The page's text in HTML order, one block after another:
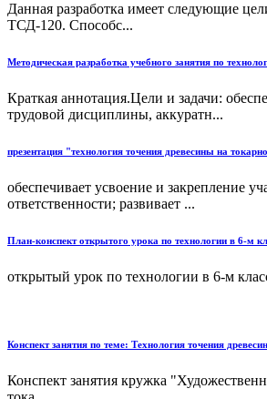
Данная разработка имеет следующие
ТСД-120. Способс...
Методическая разработка учебного занятия по
Краткая аннотация.Цели и задачи:
трудовой дисциплины, аккуратн...
презентация "технология точения древесины на
обеспечивает усвоение и закрепление
ответственности; развивает ...
План-конспект открытого урока по технологии в 6-м
открытый урок по технологии в 6-м
Конспект занятия по теме: Технология точения
Конспект занятия кружка